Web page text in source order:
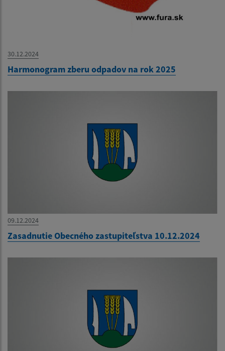
30.12.2024
Harmonogram zberu odpadov na rok 2025
09.12.2024
Zasadnutie Obecného zastupiteľstva 10.12.2024